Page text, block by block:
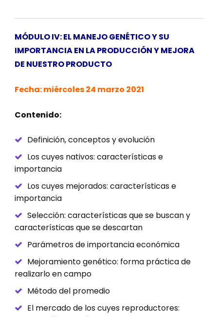
MÓDULO IV: EL MANEJO GENÉTICO Y SU
IMPORTANCIA EN LA PRODUCCIÓN Y MEJORA
DE NUESTRO PRODUCTO
Fecha: miércoles 24 marzo 2021
Contenido:
Definición, conceptos y evolución
Los cuyes nativos: características e
importancia
Los cuyes mejorados: características e
importancia
Selección: características que se buscan y
características que se descartan
Parámetros de importancia económica
Mejoramiento genético: forma práctica de
realizarlo en campo
Método del promedio
El mercado de los cuyes reproductores: